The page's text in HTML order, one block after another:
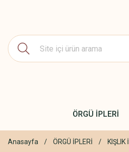
ÖRGÜ İPLERİ
Anasayfa ÖRGÜ İPLERİ KIŞLIK